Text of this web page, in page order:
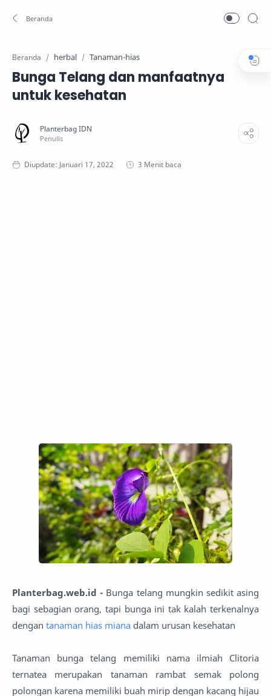
Beranda herbal Tanaman-hias
Bunga Telang dan manfaatnya
untuk kesehatan
3 Menit baca
Planterbag.web.id - Bunga telang mungkin sedikit asing
bagi sebagian orang, tapi bunga ini tak kalah terkenalnya
dengan tanaman hias miana dalam urusan kesehatan
Tanaman bunga telang memiliki nama ilmiah Clitoria
ternatea merupakan tanaman rambat semak polong
polongan karena memiliki buah mirip dengan kacang hijau